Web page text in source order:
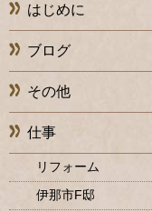
はじめに
ブログ
その他
仕事
リフォーム
伊那市F邸